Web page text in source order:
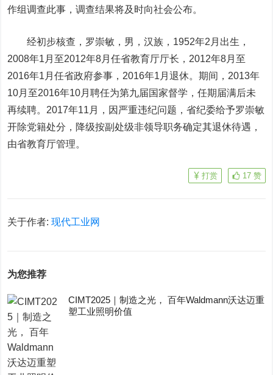
作组调查此事，调查结果将及时向社会公布。
经初步核查，罗崇敏，男，汉族，1952年2月出生，
2008年1月至2012年8月任省教育厅厅长，2012年8月至
2016年1月任省政府参事，2016年1月退休。期间，2013年
10月至2016年10月聘任为第九届国家督学，任期届满后未
再续聘。2017年11月，因严重违纪问题，省纪委给予罗崇敏
开除党籍处分，降级按副处级非领导职务确定其退休待遇，
由省教育厅管理。
17 赞
打赏
关于作者:现代工业网
为您推荐
CIMT2025｜制造之光， 百年Waldmann沃达迈重
塑工业照明价值